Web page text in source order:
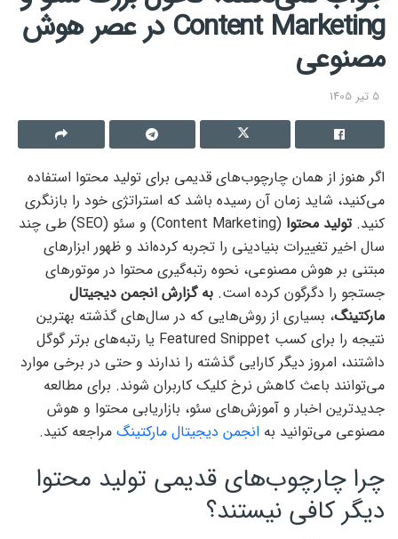
Content Marketing در عصر هوش
مصنوعی
5 تیر 1405
اگر هنوز از همان چارچوب‌های قدیمی برای تولید محتوا استفاده
می‌کنید، شاید زمان آن رسیده باشد که استراتژی خود را بازنگری
کنید.تولید محتوا
(Content Marketing) و سئو (SEO) طی چند
سال اخیر تغییرات بنیادینی را تجربه کرده‌اند و ظهور ابزارهای
مبتنی بر هوش مصنوعی، نحوه رتبه‌گیری محتوا در موتورهای
جستجو را دگرگون کرده است. به گزارش انجمن دیجیتال
مارکتینگ، بسیاری از روش‌هایی که در سال‌های گذشته بهترین
نتیجه را برای کسب Featured Snippet یا رتبه‌های برتر گوگل
داشتند، امروز دیگر کارایی گذشته را ندارند و حتی در برخی موارد
می‌توانند باعث کاهش نرخ کلیک کاربران شوند. برای مطالعه
جدیدترین اخبار و آموزش‌های سئو، بازاریابی محتوا و هوش
مصنوعی می‌توانید به انجمن دیجیتال مارکتینگ مراجعه کنید.
چرا چارچوب‌های قدیمی تولید محتوا
دیگر کافی نیستند؟